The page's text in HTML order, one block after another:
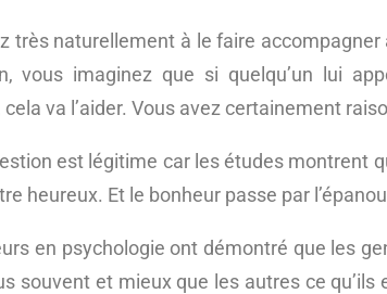
très naturellement à le faire accompagner
vous imaginez que si quelqu’un lui
va l’aider. Vous avez certainement
est légitime car les études montrent
heureux. Et le bonheur passe par
en psychologie ont démontré que les
souvent et mieux que les autres ce